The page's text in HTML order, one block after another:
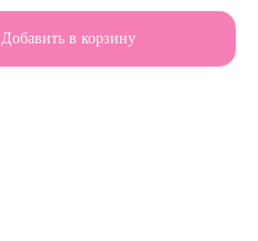
Добавить в корзину